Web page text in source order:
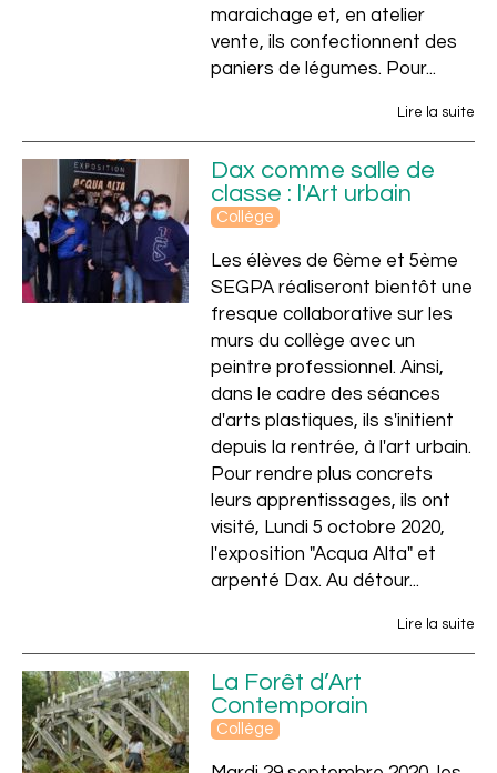
Scolaire
maraichage et, en atelier
vente, ils confectionnent des
paniers de légumes. Pour...
Lire la suite
Dax comme salle de
classe : l'Art urbain
Collège
Les élèves de 6ème et 5ème
SEGPA réaliseront bientôt une
fresque collaborative sur les
murs du collège avec un
peintre professionnel. Ainsi,
dans le cadre des séances
d'arts plastiques, ils s'initient
depuis la rentrée, à l'art urbain.
Pour rendre plus concrets
leurs apprentissages, ils ont
visité, Lundi 5 octobre 2020,
l'exposition "Acqua Alta" et
arpenté Dax. Au détour...
Lire la suite
La Forêt d’Art
Contemporain
Collège